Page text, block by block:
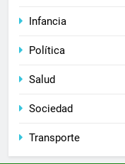
Infancia
Política
Salud
Sociedad
Transporte